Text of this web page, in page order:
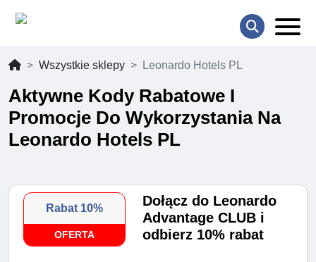
Wszystkie sklepy Leonardo Hotels PL
Aktywne Kody Rabatowe I
Promocje Do Wykorzystania Na
Leonardo Hotels PL
Rabat 10%
OFERTA
Dołącz do Leonardo
Advantage CLUB i
odbierz 10% rabat